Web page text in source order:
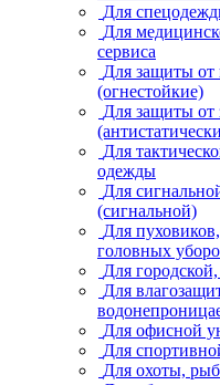
Для
Для
сервиса
Для защиты
(огнестойкие)
Для защиты от
Для
одежды
Для
(сигнальной)
Для
головных
Для
Для
Для офисной
Для
Для охоты,